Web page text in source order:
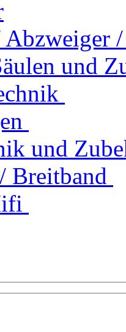
und
und
Breitband